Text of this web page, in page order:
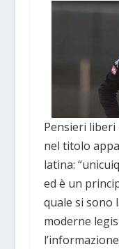
Pensieri liberi
nel titolo
latina:
ed è un
quale si sono
moderne